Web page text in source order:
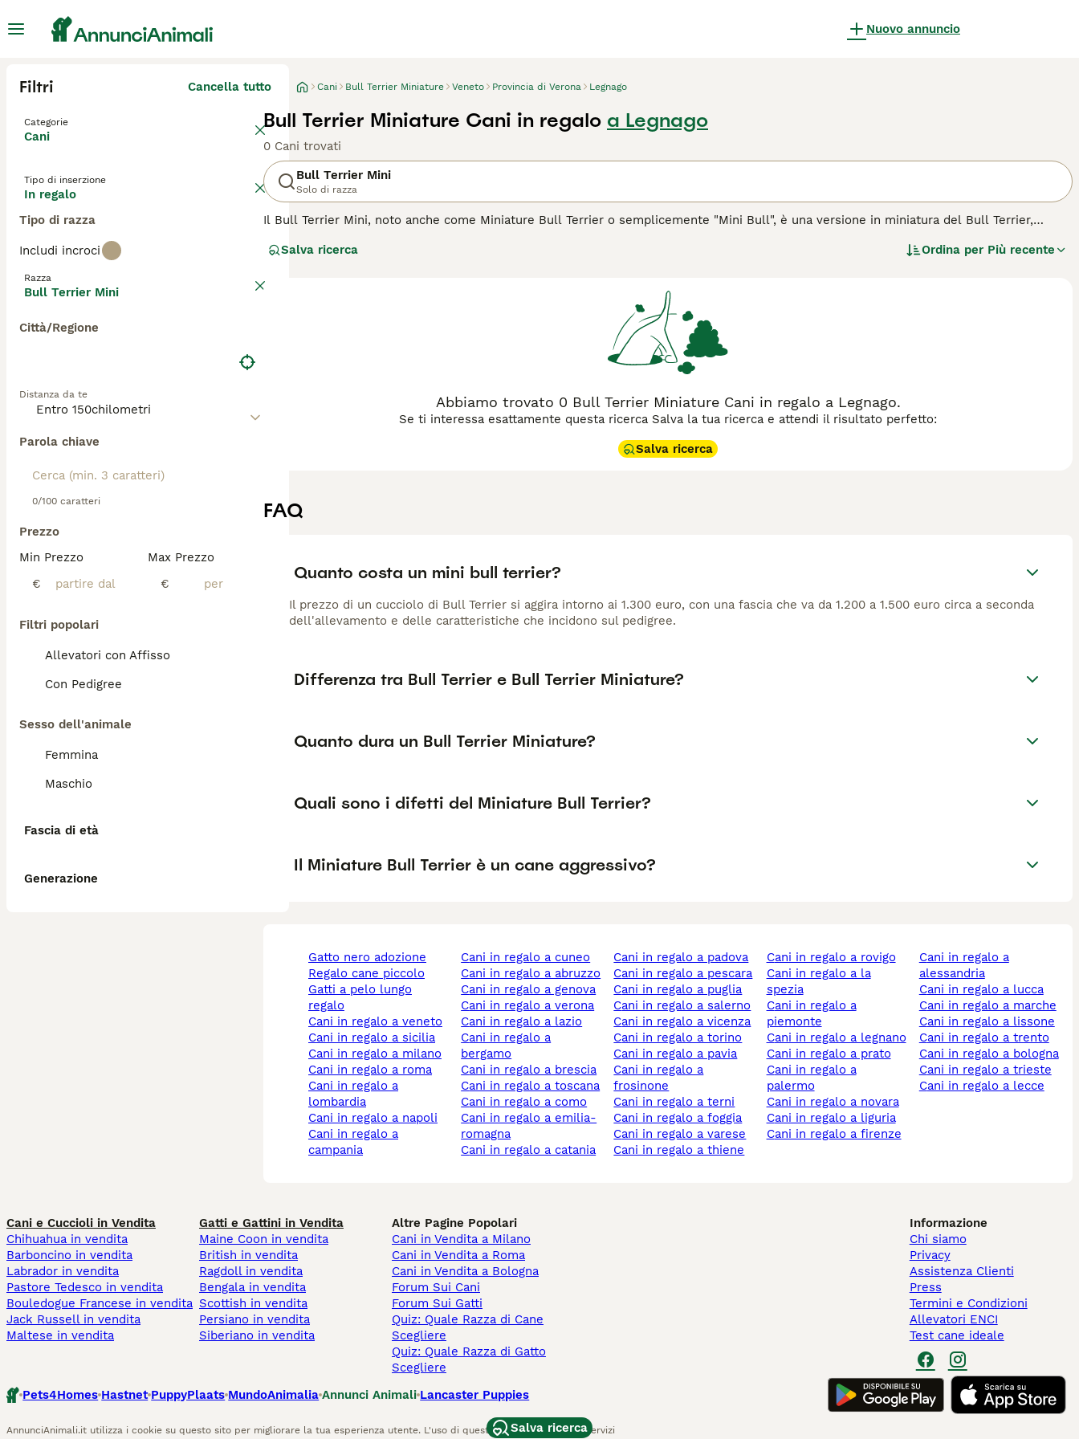
Nuovo annuncio
Filtri Cancella tutto
Categorie
Cani
Tipo di inserzione
In regalo
Tipo di razza
Includi incroci
Razza
Bull Terrier Mini
Città/Regione
Distanza da te
Parola chiave
0/100 caratteri
Prezzo
Min Prezzo
€
Max Prezzo
€
Filtri popolari
Allevatori con Affisso
Con Pedigree
Sesso dell'animale
Femmina
Maschio
Fascia di età
Generazione
Cani Bull Terrier Miniature Veneto Provincia di Verona Legnago
Bull Terrier Miniature Cani in regalo a Legnago
0 Cani trovati
Bull Terrier Mini
Solo di razza
Il Bull Terrier Mini, noto anche come Miniature Bull Terrier o semplicemente "Mini Bull", è una versione in miniatura del Bull Terrier,
di un forte senso dell'umorismo, rendendola un compagno divertente e leale. Nonostante la sua stazza ridotta, il Mini Bull non conosce
con la famiglia e si adatta bene alla vita in appartamento, purché riceva sufficiente esercizio fisico e stimolazione mentale per gestire la
Bull Terrier Mini sia il compagno giusto per te, leggi la guida all'acquisto
Salva ricerca Ordina per Più recente
Abbiamo trovato 0 Bull Terrier Miniature Cani in regalo a Legnago.
Se ti interessa esattamente questa ricerca Salva la tua ricerca e attendi il risultato perfetto:
Salva ricerca
FAQ
Quanto costa un mini bull terrier?
Il prezzo di un cucciolo di Bull Terrier si aggira intorno ai 1.300 euro, con una fascia che va da 1.200 a 1.500 euro circa a seconda
dell'allevamento e delle caratteristiche che incidono sul pedigree.
Differenza tra Bull Terrier e Bull Terrier Miniature?
Quanto dura un Bull Terrier Miniature?
Quali sono i difetti del Miniature Bull Terrier?
Il Miniature Bull Terrier è un cane aggressivo?
gatto nero adozione
regalo cane piccolo
gatti a pelo lungo
regalo
cani in regalo a veneto
cani in regalo a sicilia
cani in regalo a milano
cani in regalo a roma
cani in regalo a
lombardia
cani in regalo a napoli
cani in regalo a
campania
cani in regalo a cuneo
cani in regalo a abruzzo
cani in regalo a genova
cani in regalo a verona
cani in regalo a lazio
cani in regalo a
bergamo
cani in regalo a brescia
cani in regalo a toscana
cani in regalo a como
cani in regalo a emilia-
romagna
cani in regalo a catania
cani in regalo a padova
cani in regalo a pescara
cani in regalo a puglia
cani in regalo a salerno
cani in regalo a vicenza
cani in regalo a torino
cani in regalo a pavia
cani in regalo a
frosinone
cani in regalo a terni
cani in regalo a foggia
cani in regalo a varese
cani in regalo a thiene
cani in regalo a rovigo
cani in regalo a la
spezia
cani in regalo a
piemonte
cani in regalo a legnano
cani in regalo a prato
cani in regalo a
palermo
cani in regalo a novara
cani in regalo a liguria
cani in regalo a firenze
cani in regalo a
alessandria
cani in regalo a lucca
cani in regalo a marche
cani in regalo a lissone
cani in regalo a trento
cani in regalo a bologna
cani in regalo a trieste
cani in regalo a lecce
Salva ricerca
Cani e Cuccioli in Vendita
Chihuahua in vendita
Barboncino in vendita
Labrador in vendita
Pastore Tedesco in vendita
Bouledogue Francese in vendita
Jack Russell in vendita
Maltese in vendita
Gatti e Gattini in Vendita
Maine Coon in vendita
British in vendita
Ragdoll in vendita
Bengala in vendita
Scottish in vendita
Persiano in vendita
Siberiano in vendita
Altre Pagine Popolari
Cani in Vendita a Milano
Cani in Vendita a Roma
Cani in Vendita a Bologna
Forum Sui Cani
Forum Sui Gatti
Quiz: Quale Razza di Cane
Scegliere
Quiz: Quale Razza di Gatto
Scegliere
Informazione
Chi siamo
Privacy
Assistenza Clienti
Press
Termini e Condizioni
Allevatori ENCI
Test cane ideale
Pets4Homes Hastnet PuppyPlaats MundoAnimalia Annunci Animali Lancaster Puppies
AnnunciAnimali.it utilizza i cookie su questo sito per migliorare la tua esperienza utente. L'uso di questo sito Web e di altri servizi